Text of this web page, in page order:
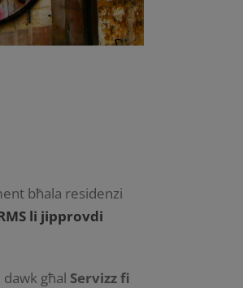
bħala residenzi
li jipprovdi
għal Servizz fi